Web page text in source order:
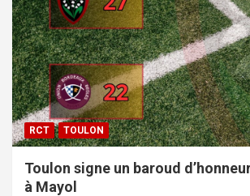
RCT TOULON
Toulon signe un baroud
à Mayol